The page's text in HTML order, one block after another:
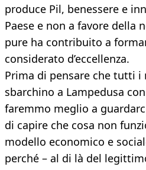
produce Pil, benessere e
Paese e non a favore della
pure ha contribuito a
considerato d’eccellenza.
Prima di pensare che tutti
sbarchino a Lampedusa
faremmo meglio a
di capire che cosa non
modello economico e
perché – al di là del